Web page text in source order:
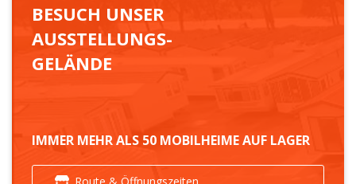
BESUCH UNSER
AUSSTELLUNGS-
GELÄNDE
IMMER MEHR ALS 50 MOBILHEIME AUF LAGER